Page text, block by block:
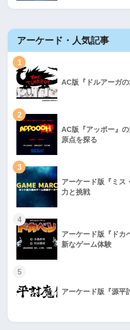
アーケード・人気記事
1
AC版『ドルアーガ
2
AC版『アッポー』
原点を探る
3
アーケード版『ミス
力と挑戦
4
アーケード版『ドカ
新なゲーム体験
5
アーケード版『源平